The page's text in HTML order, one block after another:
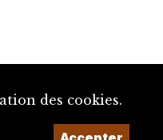
des cookies.